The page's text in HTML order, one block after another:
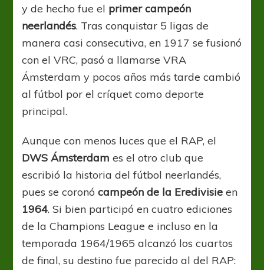
y de hecho fue el primer campeón
neerlandés. Tras conquistar 5 ligas de
manera casi consecutiva, en 1917 se fusionó
con el VRC, pasó a llamarse VRA
Ámsterdam y pocos años más tarde cambió
al fútbol por el críquet como deporte
principal.
Aunque con menos luces que el RAP, el
DWS Ámsterdam es el otro club que
escribió la historia del fútbol neerlandés,
pues se coronócampeón de la Eredivisie en
1964. Si bien participó en cuatro ediciones
de la Champions League e incluso en la
temporada 1964/1965 alcanzó los cuartos
de final, su destino fue parecido al del RAP: